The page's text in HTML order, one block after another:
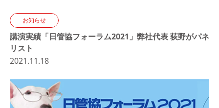
お知らせ
講演実績「日管協フォーラム2021」弊社代表 荻野がパネ
リスト
2021.11.18